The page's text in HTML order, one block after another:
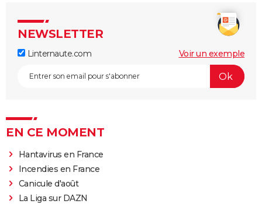
NEWSLETTER
Linternaute.com Voir un exemple
EN CE MOMENT
Hantavirus en France
Incendies en France
Canicule d'août
La Liga sur DAZN